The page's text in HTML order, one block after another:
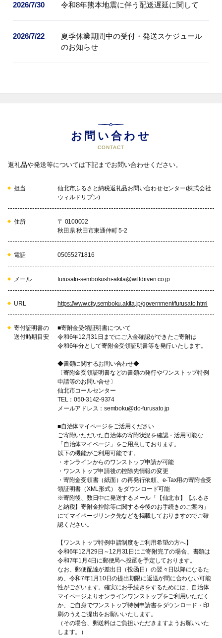
2026/7/30 令和8年熊本地震に伴う配送遅延に関して
2026/7/22
夏季休業期間中の受付・発送スケジュール
のお知らせ
お問い合わせ
CONTACT
返礼品や発送等については下記までお問い合わせください。
担当
仙北市ふるさと納税返礼品お問い合わせセンター(株式会社
ウィルドリブン)
住所
〒 0100002
秋田県 秋田市東通仲町 5-2
電話 05055271816
メール furusato-sembokushi-akita@willdriven.co.jp
URL https://www.city.semboku.akita.jp/government/furusato.html
寄付証明書の
送付時期目安
■寄附金受領証明書について
令和6年12月31日までにご入金確認ができたご寄附は
令和6年分として寄附金受領証明書等を発行いたします。
◆書類に関するお問い合わせ◆
〔寄附金受領証明書などの書類の発行やワンストップ特例
申請等のお問い合せ〕
仙北市コールセンター
TEL：050-3142-9374
メールアドレス：semboku@do-furusato.jp
■自治体マイページをご活用ください
ご寄附いただいた自治体の寄附状況を確認・活用可能な
「自治体マイページ」をご用意しております。
以下の機能がご利用可能です。
・オンラインからのワンストップ申請が可能
・ワンストップ申請後の控除先情報の変更
・寄附金受領書（紙面）の再発行依頼、e-Tax用の寄附金受
領証明書（XML形式） をダウンロード可能
※寄附後、数日中に発送するメール「【仙北市】【ふるさ
と納税】寄附金控除等に関する今後のお手続きのご案内」
にてマイページリンク先などを掲載しておりますのでご確
認ください。
【ワンストップ特例申請制度をご利用希望の方へ】
令和6年12月29日～12月31日にご寄附完了の場合、書類は
令和7年1月4日に郵便局へ投函を予定しております。
なお、郵便配達が差出日（投函日）の翌々日以降になるた
め、令和7年1月10日の提出期限に返送が間に合わない可能
性がございます。確実にお手続きをするためには、自治体
マイページよりオンラインワンストップをご利用いただく
か、ご自身でワンストップ特例申請書をダウンロード・印
刷のうえご提出をお願いいたします。
（その場合、郵送料はご負担いただきますようお願いいた
します。）